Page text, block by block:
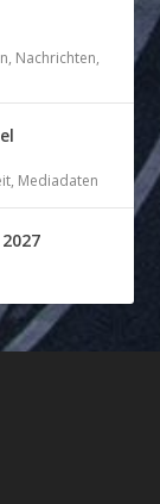
, Nachrichten,
, Mediadaten